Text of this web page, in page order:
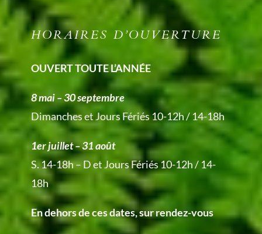
HORAIRES D’OUVERTURE
OUVERT TOUTE L’ANNÉE
8 mai – 30 septembre
Dimanches et Jours Fériés 10-12h / 14-18h
1er juillet – 31 août
S. 14-18h – D et Jours Fériés 10-12h / 14-
18h
En dehors de ces dates, sur rendez-vous